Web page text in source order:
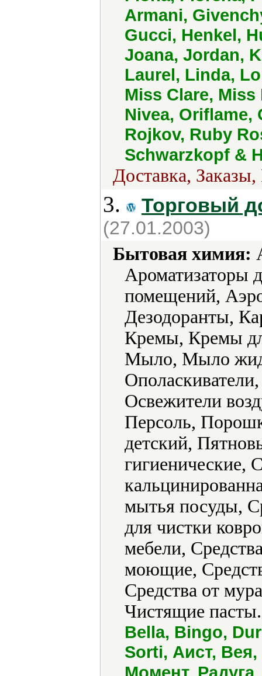
Armani,
Gucci, Henkel,
Joana, Jordan,
Laurel, Linda,
Miss Clare, Miss
Nivea, Oriflame,
Rojkov, Ruby
Schwarzkopf &
Доставка,
3. Торговый
(27.01.2003)
Бытовая химия:
Ароматизаторы
помещений,
Дезодоранты,
Кремы, Кремы
Мыло, Мыло
Освежители
Персоль,
детский,
гигиенические,
мытья посуды,
для чистки
мебели,
моющие,
Средства от
Чистящие
Bella, Bingo,
Sorti, Аист,